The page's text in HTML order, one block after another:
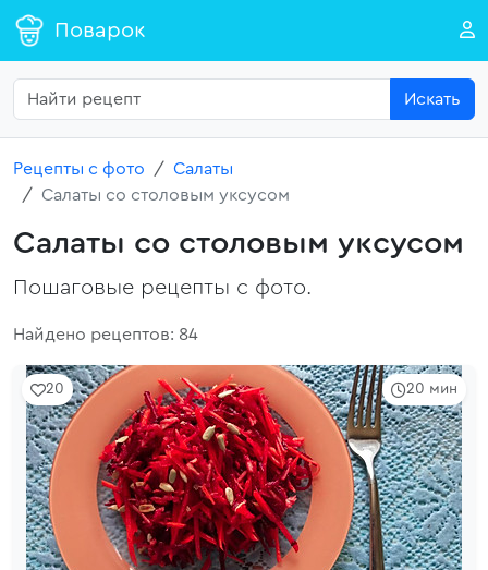
Поварок
Искать
Рецепты с фото
Салаты
Салаты со столовым уксусом
Салаты со столовым уксусом
Пошаговые рецепты с фото.
Найдено рецептов: 84
20 мин
20